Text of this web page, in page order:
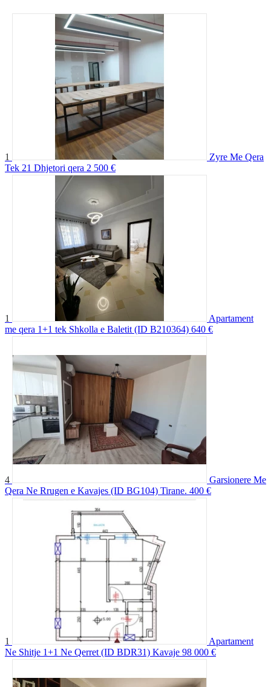
1
Zyre Me Qera
Tek 21 Dhjetori qera 2 500 €
1
Apartament
me qera 1+1 tek Shkolla e Baletit (ID B210364) 640 €
4
Garsionere Me
Qera Ne Rrugen e Kavajes (ID BG104) Tirane. 400 €
1
Apartament
Ne Shitje 1+1 Ne Qerret (ID BDR31) Kavaje 98 000 €